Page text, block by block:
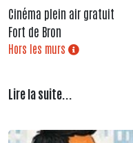
Cinéma plein air gratuit
Fort de Bron
Hors les murs
Lire la suite...